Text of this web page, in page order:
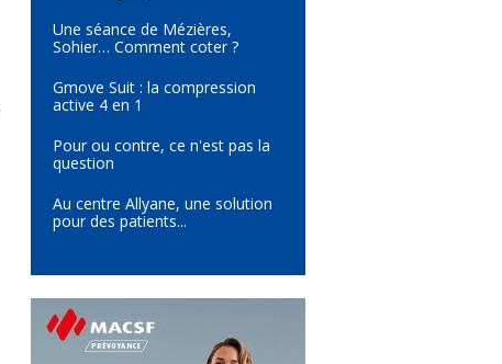
Une séance de Mézières,
Sohier… Comment coter ?
Gmove Suit : la compression
active 4 en 1
Pour ou contre, ce n'est pas la
question
Au centre Allyane, une solution
pour des patients...